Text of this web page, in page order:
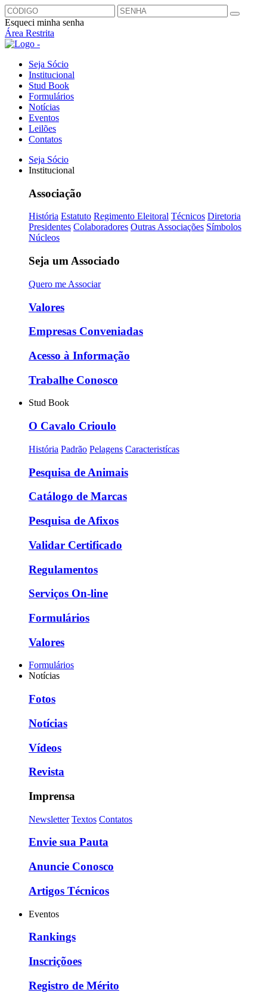
Esqueci minha senha
Área Restrita
Seja Sócio
Institucional
Stud Book
Formulários
Notícias
Eventos
Leilões
Contatos
Seja Sócio
Institucional
Associação
História Estatuto Regimento Eleitoral Técnicos Diretoria
Presidentes Colaboradores Outras Associações Símbolos
Núcleos
Seja um Associado
Quero me Associar
Valores
Empresas Conveniadas
Acesso à Informação
Trabalhe Conosco
Stud Book
O Cavalo Crioulo
História Padrão Pelagens Caracteristícas
Pesquisa de Animais
Catálogo de Marcas
Pesquisa de Afixos
Validar Certificado
Regulamentos
Serviços On-line
Formulários
Valores
Formulários
Notícias
Fotos
Notícias
Vídeos
Revista
Imprensa
Newsletter Textos Contatos
Envie sua Pauta
Anuncie Conosco
Artigos Técnicos
Eventos
Rankings
Inscriçõoes
Registro de Mérito